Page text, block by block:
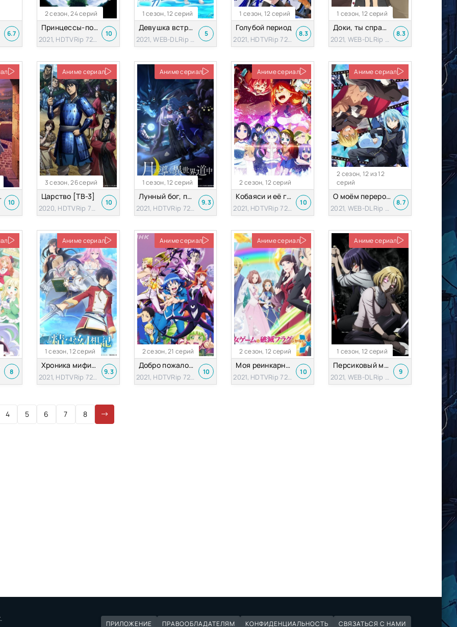
6.7
2 сезон, 24 серий
Принцессы-полудемоны [ТВ-2]
2021, HDTVRip 720p
10
1 сезон, 12 серий
Девушка встречает Дэдзи
2021, WEB-DLRip 720p
5
1 сезон, 12 серий
Голубой период
2021, HDTVRip 720p
8.3
1 сезон, 12 серий
Доки, ты справишься!
2021, WEB-DLRip 720p
8.3
10
Аниме сериал
3 сезон, 26 серий
Царство [ТВ-3]
2020, HDTVRip 720p
10
Аниме сериал
1 сезон, 12 серий
Лунный бог, приключение и другой мир
2021, HDTVRip 720p
9.3
Аниме сериал
2 сезон, 12 серий
Кобаяси и её горничная-дракон [ТВ-2]
2021, HDTVRip 720p
10
Аниме сериал
2 сезон, 12 из 12
серий
О моём перерождении в слизь [ТВ-2, второй сезон]
2021, WEB-DLRip 720p
8.7
8
Аниме сериал
1 сезон, 12 серий
Хроника мифического духа
2021, HDTVRip 720p
9.3
Аниме сериал
2 сезон, 21 серий
Добро пожаловать в ад, Ирума [ТВ-2]
2021, HDTVRip 720p
10
Аниме сериал
2 сезон, 12 серий
Моя реинкарнация в отомэ-игре в качестве главной злодейки [ТВ-2]
2021, HDTVRip 720p
10
Аниме сериал
1 сезон, 12 серий
Персиковый мальчик, пришедший с другого побережья
2021, WEB-DLRip 1080p
9
4 5 6 7 8
ПРИЛОЖЕНИЕ ПРАВООБЛАДАТЕЛЯМ КОНФИДЕНЦИАЛЬНОСТЬ СВЯЗАТЬСЯ С НАМИ